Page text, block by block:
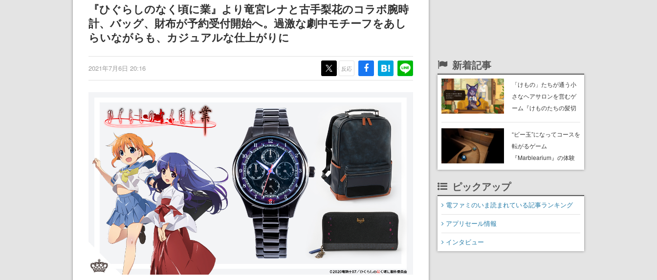
『ひぐらしのなく頃に業』より竜宮レナと古手梨花のコラボ腕時
計、バッグ、財布が予約受付開始へ。過激な劇中モチーフをあし
らいながらも、カジュアルな仕上がりに
2021年7月6日 20:16 反応 新着記事
「けもの」たちが通う小
さなヘアサロンを営むゲ
ーム『けものたちの髪切
始。悩みを持ったお客様
と会話を交わし“本当に望
んでる髪型”を見つけ出す
“ビー玉”になってコースを
転がるゲーム
『Marblearium』の体験
版がSteamで本日8月7日
ピックアップ
電ファミのいま読まれている記事ランキング
アプリセール情報
インタビュー